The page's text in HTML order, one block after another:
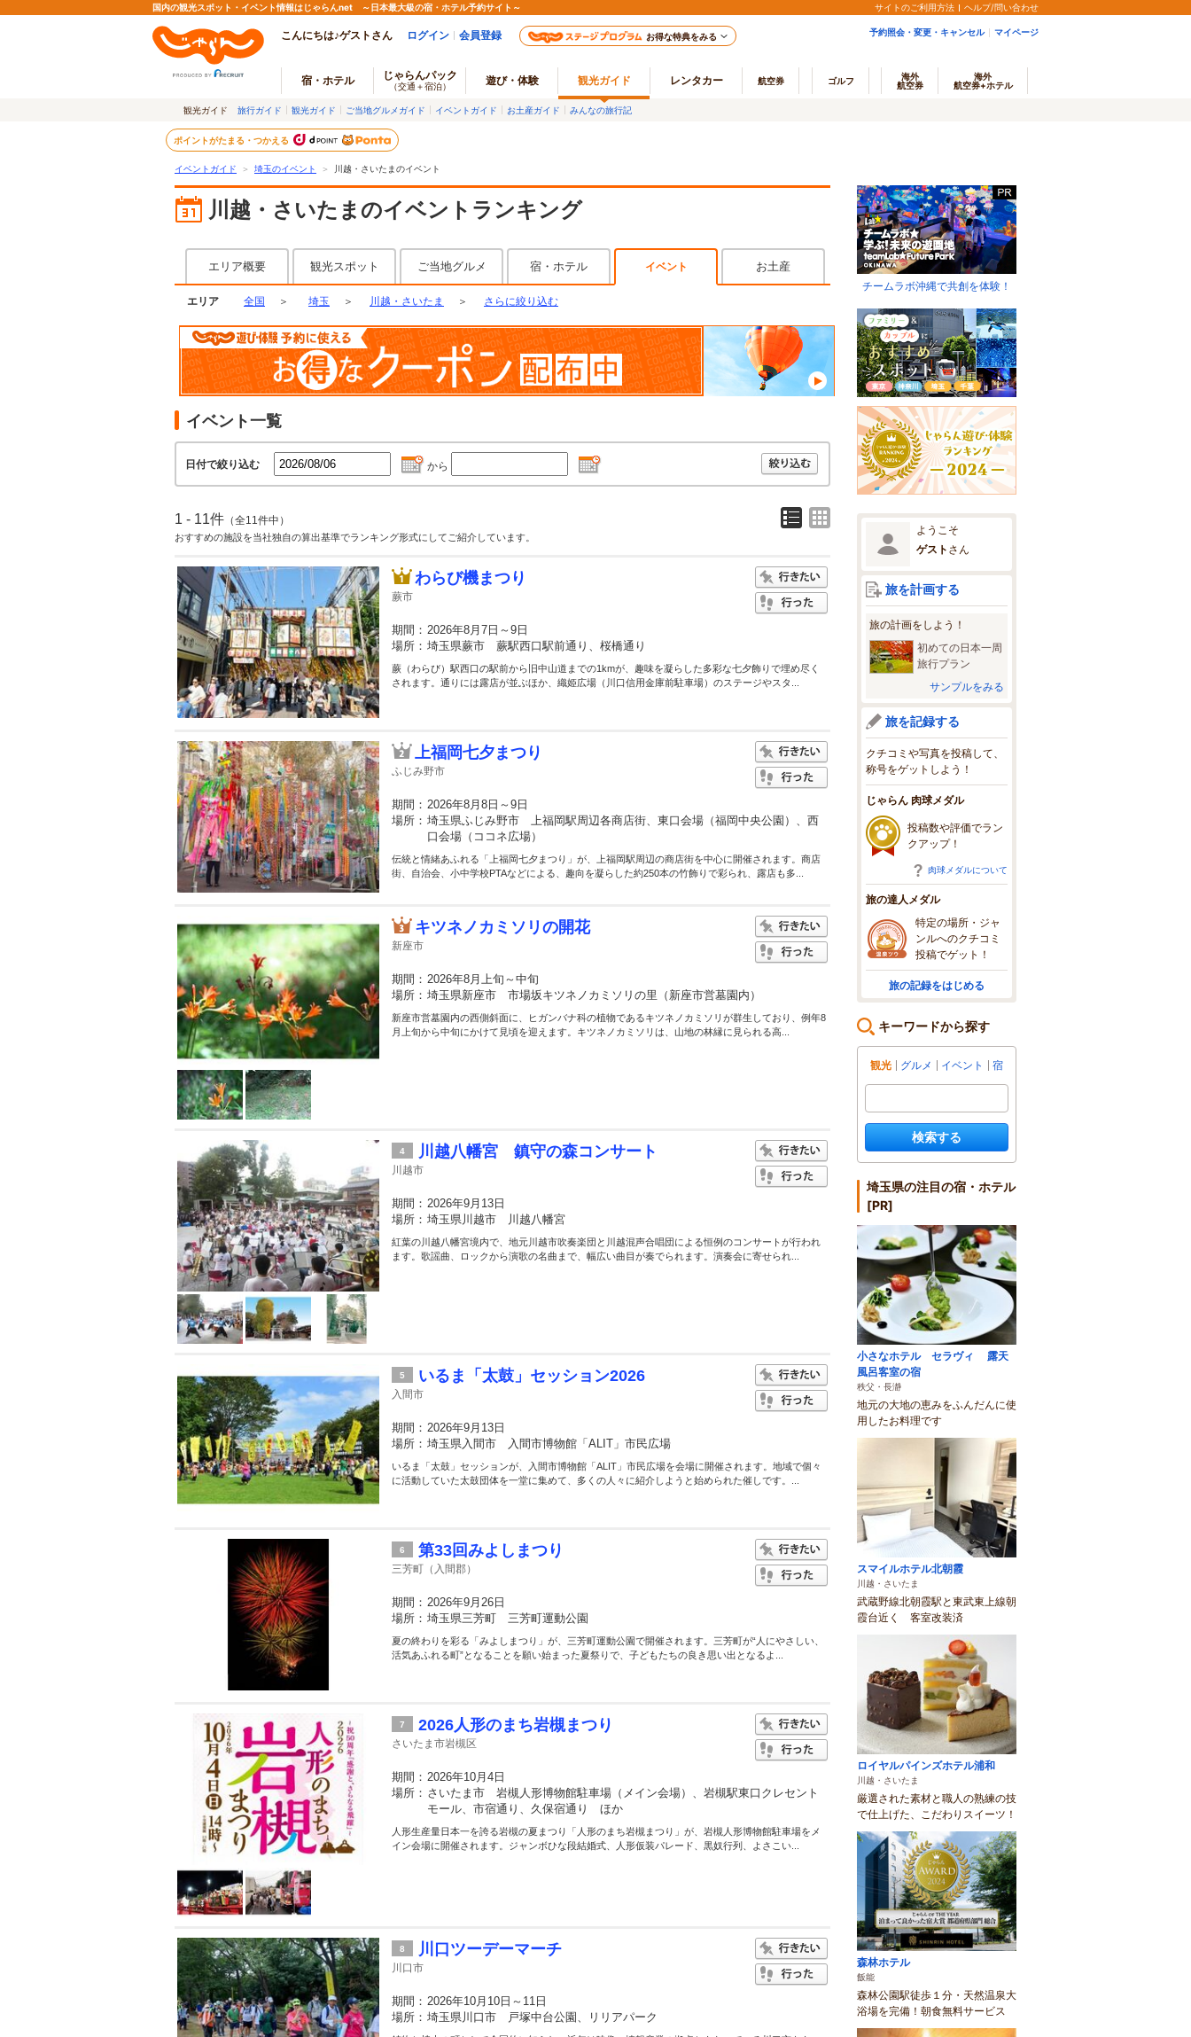
国内の観光スポット・イベント情報はじゃらんnet ～日本最大級の宿・ホテル予約サイト～ サイトのご利用方法 ヘルプ/問い合わせ
こんにちは♪ゲストさん ログイン 会員登録 お得な特典をみる 予約照会・変更・キャンセル マイページ
宿・ホテル じゃらんパック
（交通＋宿泊） 遊び・体験 観光ガイド レンタカー 航空券 ゴルフ
海外
航空券
海外
航空券+ホテル
観光ガイド 旅行ガイド 観光ガイド ご当地グルメガイド イベントガイド お土産ガイド みんなの旅行記
ポイントがたまる・つかえる
イベントガイド ＞ 埼玉のイベント ＞ 川越・さいたまのイベント
川越・さいたまのイベントランキング
エリア概要 観光スポット ご当地グルメ 宿・ホテル イベント お土産
エリア 全国 ＞ 埼玉 ＞ 川越・さいたま ＞ さらに絞り込む
イベント一覧
日付で絞り込む から
1 - 11件 （全11件中）
おすすめの施設を当社独自の算出基準でランキング形式にしてご紹介しています。
わらび機まつり
蕨市
期間： 2026年8月7日～9日
場所： 埼玉県蕨市 蕨駅西口駅前通り、桜橋通り
蕨（わらび）駅西口の駅前から旧中山道までの1kmが、趣味を凝らした多彩な七夕飾りで埋め尽く
されます。通りには露店が並ぶほか、織姫広場（川口信用金庫前駐車場）のステージやスタ...
上福岡七夕まつり
ふじみ野市
期間： 2026年8月8日～9日
場所： 埼玉県ふじみ野市 上福岡駅周辺各商店街、東口会場（福岡中央公園）、西
口会場（ココネ広場）
伝統と情緒あふれる「上福岡七夕まつり」が、上福岡駅周辺の商店街を中心に開催されます。商店
街、自治会、小中学校PTAなどによる、趣向を凝らした約250本の竹飾りで彩られ、露店も多...
キツネノカミソリの開花
新座市
期間： 2026年8月上旬～中旬
場所： 埼玉県新座市 市場坂キツネノカミソリの里（新座市営墓園内）
新座市営墓園内の西側斜面に、ヒガンバナ科の植物であるキツネノカミソリが群生しており、例年8
月上旬から中旬にかけて見頃を迎えます。キツネノカミソリは、山地の林縁に見られる高...
4 川越八幡宮 鎮守の森コンサート
川越市
期間： 2026年9月13日
場所： 埼玉県川越市 川越八幡宮
紅葉の川越八幡宮境内で、地元川越市吹奏楽団と川越混声合唱団による恒例のコンサートが行われ
ます。歌謡曲、ロックから演歌の名曲まで、幅広い曲目が奏でられます。演奏会に寄せられ...
5 いるま「太鼓」セッション2026
入間市
期間： 2026年9月13日
場所： 埼玉県入間市 入間市博物館「ALIT」市民広場
いるま「太鼓」セッションが、入間市博物館「ALIT」市民広場を会場に開催されます。地域で個々
に活動していた太鼓団体を一堂に集めて、多くの人々に紹介しようと始められた催しです。...
6 第33回みよしまつり
三芳町（入間郡）
期間： 2026年9月26日
場所： 埼玉県三芳町 三芳町運動公園
夏の終わりを彩る「みよしまつり」が、三芳町運動公園で開催されます。三芳町が“人にやさしい、
活気あふれる町”となることを願い始まった夏祭りで、子どもたちの良き思い出となるよ...
7 2026人形のまち岩槻まつり
さいたま市岩槻区
期間： 2026年10月4日
場所： さいたま市 岩槻人形博物館駐車場（メイン会場）、岩槻駅東口クレセント
モール、市宿通り、久保宿通り ほか
人形生産量日本一を誇る岩槻の夏まつり「人形のまち岩槻まつり」が、岩槻人形博物館駐車場をメ
イン会場に開催されます。ジャンボひな段結婚式、人形仮装パレード、黒奴行列、よさこい...
8 川口ツーデーマーチ
川口市
期間： 2026年10月10日～11日
場所： 埼玉県川口市 戸塚中台公園、リリアパーク
チームラボ沖縄で共創を体験！
ようこそ
ゲスト さん
旅を計画する
旅の計画をしよう！
初めての日本一周
旅行プラン
サンプルをみる
旅を記録する
クチコミや写真を投稿して、
称号をゲットしよう！
じゃらん 肉球メダル
投稿数や評価でラン
クアップ！
肉球メダルについて
旅の達人メダル
特定の場所・ジャ
ンルへのクチコミ
投稿でゲット！
旅の記録をはじめる
キーワードから探す
観光 グルメ イベント 宿
検索する
埼玉県の注目の宿・ホテル
[PR]
小さなホテル セラヴィ 露天
風呂客室の宿
秩父・長瀞
地元の大地の恵みをふんだんに使
用したお料理です
スマイルホテル北朝霞
川越・さいたま
武蔵野線北朝霞駅と東武東上線朝
霞台近く 客室改装済
ロイヤルパインズホテル浦和
川越・さいたま
厳選された素材と職人の熟練の技
で仕上げた、こだわりスイーツ！
森林ホテル
飯能
森林公園駅徒歩１分・天然温泉大
浴場を完備！朝食無料サービス